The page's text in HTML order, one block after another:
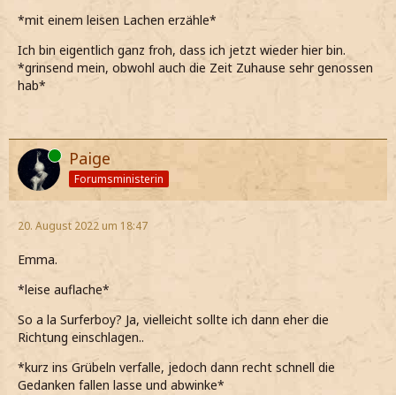
*mit einem leisen Lachen erzähle*
Ich bin eigentlich ganz froh, dass ich jetzt wieder hier bin.
*grinsend mein, obwohl auch die Zeit Zuhause sehr genossen
hab*
Online Paige
Forumsministerin
20. August 2022 um 18:47
Emma.
*leise auflache*
So a la Surferboy? Ja, vielleicht sollte ich dann eher die
Richtung einschlagen..
*kurz ins Grübeln verfalle, jedoch dann recht schnell die
Gedanken fallen lasse und abwinke*